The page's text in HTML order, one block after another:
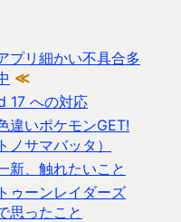
プリ細かい不具合多
≪
17 への対応
違いポケモンGET!
ノサマバッタ）
新、触れたいこと
ゥーンレイダーズ
思ったこと